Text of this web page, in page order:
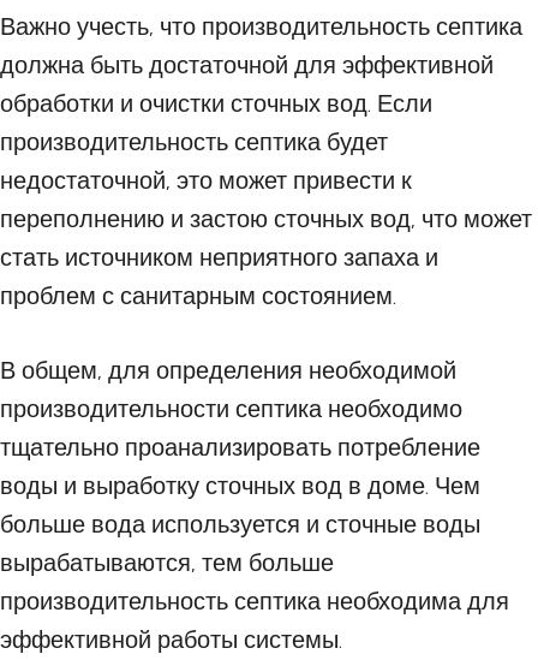
Важно учесть, что производительность септика
должна быть достаточной для эффективной
обработки и очистки сточных вод. Если
производительность септика будет
недостаточной, это может привести к
переполнению и застою сточных вод, что может
стать источником неприятного запаха и
проблем с санитарным состоянием.
В общем, для определения необходимой
производительности септика необходимо
тщательно проанализировать потребление
воды и выработку сточных вод в доме. Чем
больше вода используется и сточные воды
вырабатываются, тем больше
производительность септика необходима для
эффективной работы системы.